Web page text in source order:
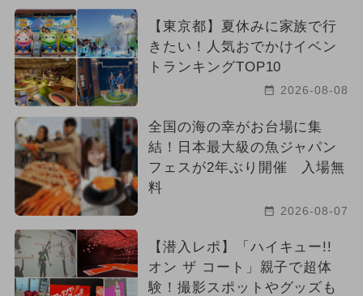
【東京都】夏休みに家族で行
きたい！人気おでかけイベン
トランキングTOP10
2026-08-08
全国の海の幸がお台場に集
結！日本最大級の魚ジャパン
フェスが2年ぶり開催 入場無
料
2026-08-07
【潜入レポ】「ハイキュー!!
オン ザ コート」親子で超体
験！撮影スポットやグッズも